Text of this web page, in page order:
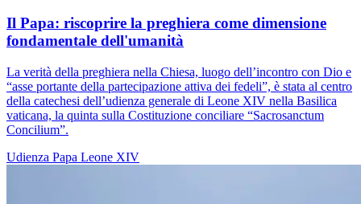
Il Papa: riscoprire la preghiera come dimensione
fondamentale dell'umanità
La verità della preghiera nella Chiesa, luogo dell’incontro con Dio e
“asse portante della partecipazione attiva dei fedeli”, è stata al centro
della catechesi dell’udienza generale di Leone XIV nella Basilica
vaticana, la quinta sulla Costituzione conciliare “Sacrosanctum
Concilium”.
Udienza Papa Leone XIV